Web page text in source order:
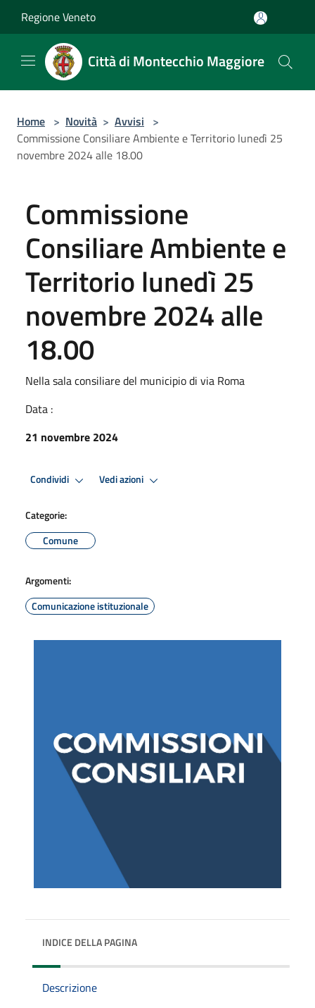
Regione Veneto
Città di Montecchio Maggiore
Home > Novità > Avvisi >
Commissione Consiliare Ambiente e Territorio lunedì 25
novembre 2024 alle 18.00
Commissione
Consiliare Ambiente e
Territorio lunedì 25
novembre 2024 alle
18.00
Nella sala consiliare del municipio di via Roma
Data :
21 novembre 2024
Condividi Vedi azioni
Categorie:
Comune
Argomenti:
Comunicazione istituzionale
INDICE DELLA PAGINA
Descrizione